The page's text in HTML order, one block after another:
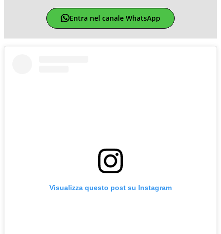
Entra nel canale WhatsApp
Visualizza questo post su Instagram